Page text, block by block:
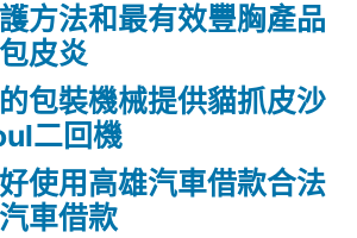
方法和最有效豐胸產品
皮炎
包裝機械提供貓抓皮沙
二回機
使用高雄汽車借款合法
車借款